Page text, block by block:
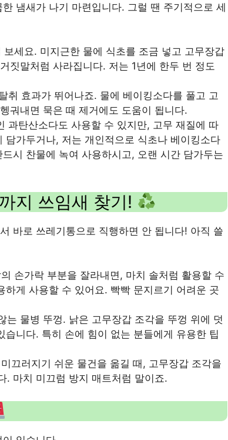
냄새가 나기 마련입니다. 그럴 땐 주기적으로 세
세요. 미지근한 물에 식초를 조금 넣고 고무장갑
짓말처럼 사라집니다. 저는 1년에 한두 번 정도
취 효과가 뛰어나죠. 물에 베이킹소다를 풀고 고
궈내면 묵은 때 제거에도 도움이 됩니다.
과탄산소다도 사용할 수 있지만, 고무 재질에 따
가두거나, 저는 개인적으로 식초나 베이킹소다
시 찬물에 녹여 사용하시고, 오랜 시간 담가두는
지 쓰임새 찾기!
바로 쓰레기통으로 직행하면 안 됩니다! 아직 쓸
손가락 부분을 잘라내면, 마치 솔처럼 활용할 수
게 사용할 수 있어요. 빡빡 문지르기 어려운 곳
물병 뚜껑. 낡은 고무장갑 조각을 뚜껑 위에 덧
니다. 특히 손에 힘이 없는 분들에게 유용한 팁
끄러지기 쉬운 물건을 옮길 때, 고무장갑 조각을
. 마치 미끄럼 방지 매트처럼 말이죠.